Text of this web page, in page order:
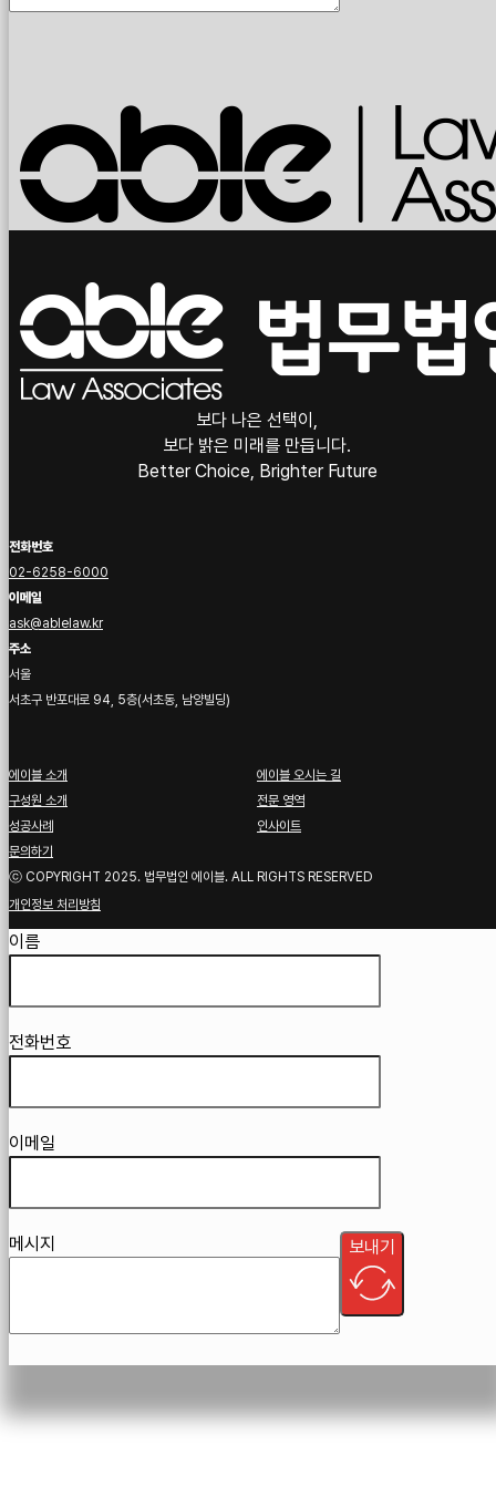
전화번호
02-6258-6000
이메일
ask@ablelaw.kr
주소
서울
서초구 반포대로 94, 5층(서초동, 남양빌딩)
보다 나은 선택이,
보다 밝은 미래를 만듭니다.
Better Choice, Brighter Future
에이블 소개
에이블 오시는 길
구성원 소개
전문 영역
성공사례
인사이트
문의하기
ⓒ COPYRIGHT 2025. 법무법인 에이블. ALL RIGHTS RESERVED
개인정보 처리방침
이름
전화번호
이메일
메시지 보내기
Guardian